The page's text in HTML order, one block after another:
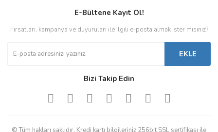
E-Bültene Kayıt Ol!
Fırsatları, kampanya ve duyuruları ile ilgili e-posta almak ister misiniz?
EKLE
Bizi Takip Edin
© Tüm hakları saklıdır. Kredi kartı bilgileriniz 256bit SSL sertifikası ile